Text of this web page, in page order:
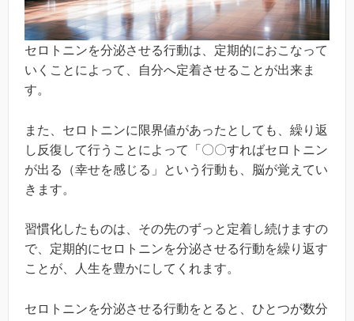
セロトニンを分泌させる行動は、定期的におこなって
いくことによって、自分へ定着させることが出来ま
す。
また、セロトニンに限界値があったとしても、繰り返
し反復して行うことによって「〇〇すればセロトニン
が出る（幸せを感じる」という行動も、脳が覚えてい
きます。
習慣化したものは、その先のずっと定着し続けますの
で、定期的にセロトニンを分泌させる行動を繰り返す
ことが、人生を豊かにしてくれます。
セロトニンを分泌させる行動をとると、ひとつが数分